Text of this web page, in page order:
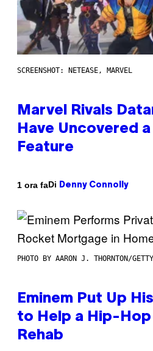
SCREENSHOT: NETEASE, MARVEL
Marvel Rivals
Have Uncovered
Feature
1 ora faDi Denny Connolly
PHOTO BY AARON J. THORNTON/
Eminem Put Up
to Help a Hip-
Rehab